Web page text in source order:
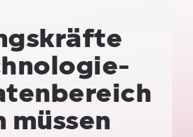
müssen